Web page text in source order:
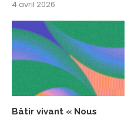
4 avril 2026
Bâtir vivant « Nous